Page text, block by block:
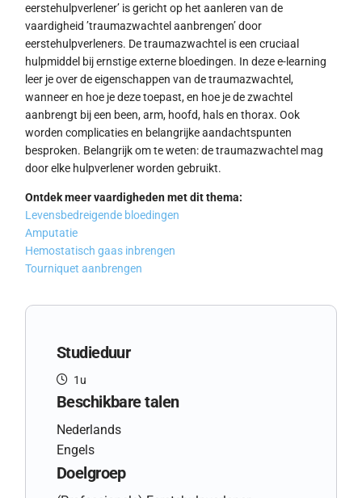
eerstehulpverlener’ is gericht op het aanleren van de
vaardigheid ’traumazwachtel aanbrengen’ door
eerstehulpverleners. De traumazwachtel is een cruciaal
hulpmiddel bij ernstige externe bloedingen. In deze e-learning
leer je over de eigenschappen van de traumazwachtel,
wanneer en hoe je deze toepast, en hoe je de zwachtel
aanbrengt bij een been, arm, hoofd, hals en thorax. Ook
worden complicaties en belangrijke aandachtspunten
besproken. Belangrijk om te weten: de traumazwachtel mag
door elke hulpverlener worden gebruikt.
Ontdek meer vaardigheden met dit thema:
Levensbedreigende bloedingen
Amputatie
Hemostatisch gaas inbrengen
Tourniquet aanbrengen
Studieduur
1u
Beschikbare talen
Nederlands
Engels
Doelgroep